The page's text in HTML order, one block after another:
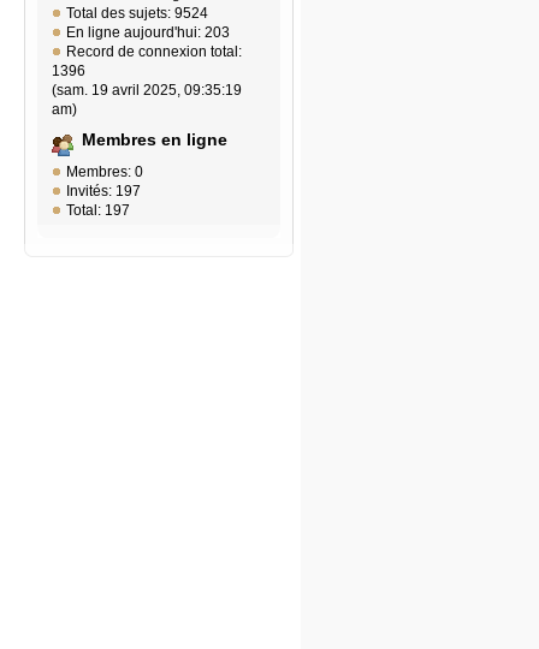
Total des sujets: 9524
En ligne aujourd'hui: 203
Record de connexion total:
1396
(sam. 19 avril 2025, 09:35:19
am)
Membres en ligne
Membres: 0
Invités: 197
Total: 197